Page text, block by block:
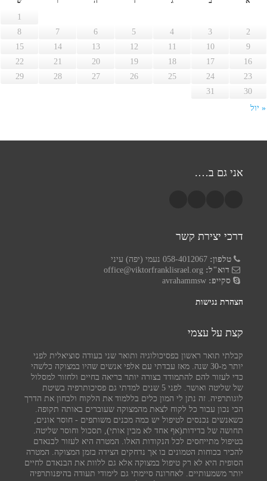
« יול
1
2
3
4
5
6
7
8
9
10
11
12
13
14
15
16
17
18
19
20
21
22
23
24
25
26
27
28
29
30
31
אני גם ב….
דרכי יצירת קשר
טלפון:
דוא"ל:
סקייפ:
הצהרת נגישות
קצת על עצמי
קבלתי תואר ראשון בפסיכולוגיה ותואר שני בעודה סוציאלית לפני
יותר מ-30 שנה. מאז עבדתי עם אלפי אנשים שהיו במצוקה כלשהי
כדי לעזור להם להתמודד בצורה יותר בריאה בחיים ולחזור למסלול
של שליטה ואושר. לפני 5 שנים למדתי גם פסיכותרפיה בשיטת
לוגותרפיה. זה נתן לי המון כלים בללמוד את הלקוח ולבחון את הדרך
הכי נכון עבור כל לקוח לצאת מהמצוקה שעוברים באותה תקופה.
כשאנשים נכנסים לטיפול יש כמה מכנים משותפים - חוסר אונים,
תחושה של בדידות(אף אחד לא מבין אותי), תסכול וחוסר שליטה.
בטיפול מתייחסים לכל הנקודות האלו. המטרה היא לעזור לבנאדם
להכיר בכוחות הטמונים בו אך נדחקים הצידה בזמן המצוקה. המטרה
הסופית היא לא רק טיפול במצוקה אלא גם ללוות את הבנאדם לחיים
יותר משמעותיים. לאחרונה סיימתי גם לימודי תעודה בהיפנותרפיה